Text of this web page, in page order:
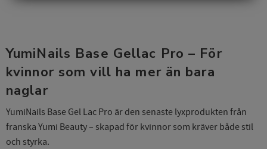
YumiNails Base Gellac Pro – För
kvinnor som vill ha mer än bara
naglar
YumiNails Base Gel Lac Pro är den senaste lyxprodukten från
franska Yumi Beauty – skapad för kvinnor som kräver både stil
och styrka.